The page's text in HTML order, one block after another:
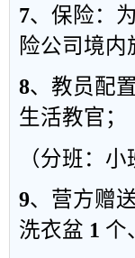
7、保险：
险公司境
8、教员配置
生活教官；
（分班：小
9、营方赠
洗衣盆 1 个